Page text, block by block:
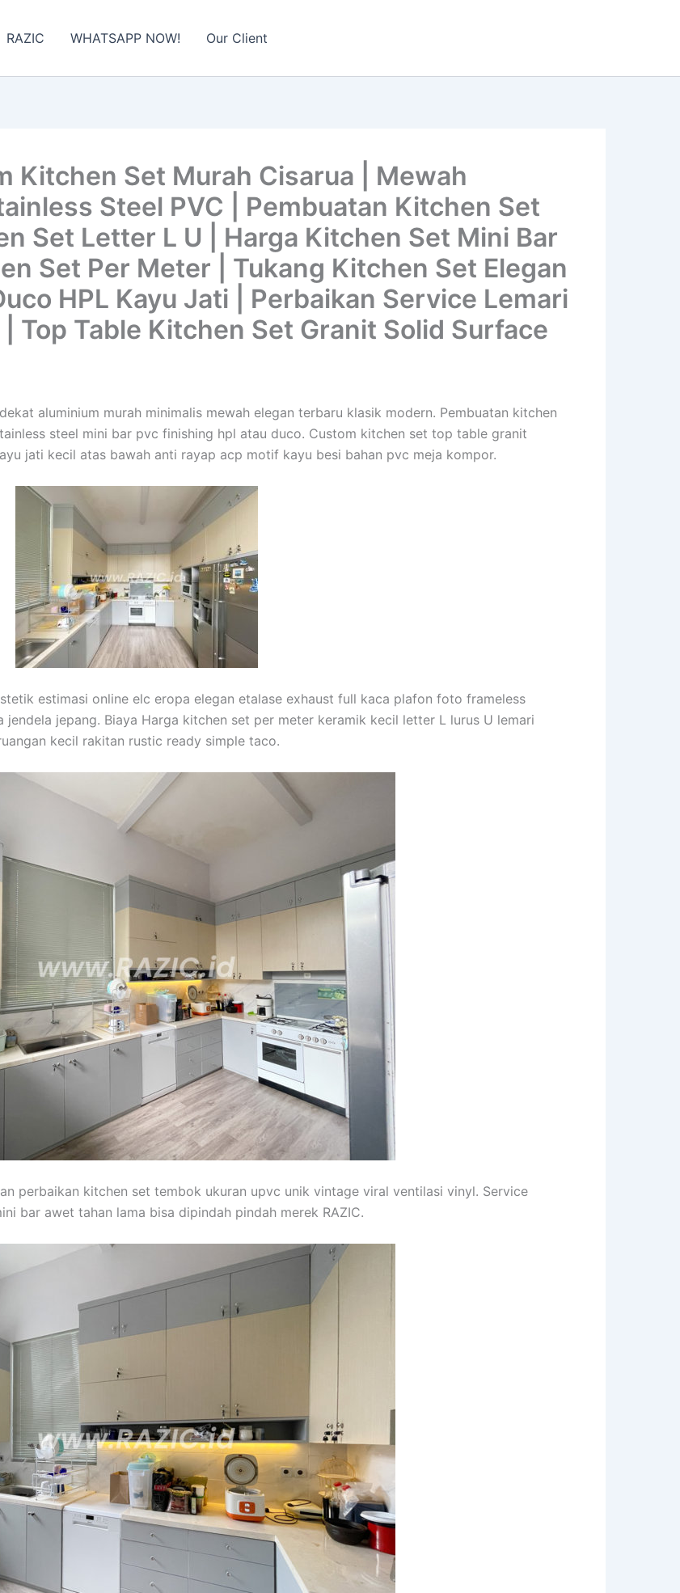
RAZIC WHATSAPP NOW! Our Client
Kitchen Set Murah Cisarua | Mewah
Steel PVC | Pembuatan Kitchen Set
Set Letter L U | Harga Kitchen Set Mini Bar
Set Per Meter | Tukang Kitchen Set Elegan
HPL Kayu Jati | Perbaikan Service Lemari
Top Table Kitchen Set Granit Solid Surface
aluminium murah minimalis mewah elegan terbaru klasik modern. Pembuatan kitchen
steel mini bar pvc finishing hpl atau duco. Custom kitchen set top table granit
jati kecil atas bawah anti rayap acp motif kayu besi bahan pvc meja kompor.
estimasi online elc eropa elegan etalase exhaust full kaca plafon foto frameless
jepang. Biaya Harga kitchen set per meter keramik kecil letter L lurus U lemari
kecil rakitan rustic ready simple taco.
perbaikan kitchen set tembok ukuran upvc unik vintage viral ventilasi vinyl. Service
bar awet tahan lama bisa dipindah pindah merek RAZIC.